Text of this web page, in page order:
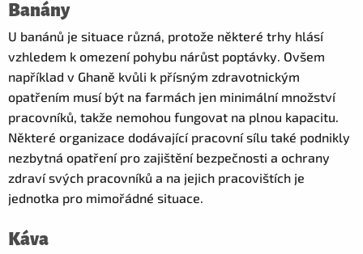
Banány
U banánů je situace různá, protože některé trhy hlásí
vzhledem k omezení pohybu nárůst poptávky. Ovšem
například v Ghaně kvůli k přísným zdravotnickým
opatřením musí být na farmách jen minimální množství
pracovníků, takže nemohou fungovat na plnou kapacitu.
Některé organizace dodávající pracovní sílu také podnikly
nezbytná opatření pro zajištění bezpečnosti a ochrany
zdraví svých pracovníků a na jejich pracovištích je
jednotka pro mimořádné situace.
Káva